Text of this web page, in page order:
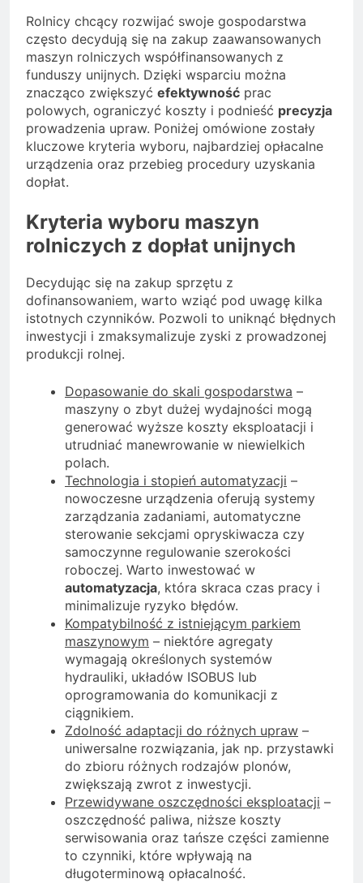
Rolnicy chcący rozwijać swoje gospodarstwa
często decydują się na zakup zaawansowanych
maszyn rolniczych współfinansowanych z
funduszy unijnych. Dzięki wsparciu można
znacząco zwiększyć efektywność prac
polowych, ograniczyć koszty i podnieść precyzja
prowadzenia upraw. Poniżej omówione zostały
kluczowe kryteria wyboru, najbardziej opłacalne
urządzenia oraz przebieg procedury uzyskania
dopłat.
Kryteria wyboru maszyn
rolniczych z dopłat unijnych
Decydując się na zakup sprzętu z
dofinansowaniem, warto wziąć pod uwagę kilka
istotnych czynników. Pozwoli to uniknąć błędnych
inwestycji i zmaksymalizuje zyski z prowadzonej
produkcji rolnej.
Dopasowanie do skali gospodarstwa –
maszyny o zbyt dużej wydajności mogą
generować wyższe koszty eksploatacji i
utrudniać manewrowanie w niewielkich
polach.
Technologia i stopień automatyzacji –
nowoczesne urządzenia oferują systemy
zarządzania zadaniami, automatyczne
sterowanie sekcjami opryskiwacza czy
samoczynne regulowanie szerokości
roboczej. Warto inwestować w
automatyzacja, która skraca czas pracy i
minimalizuje ryzyko błędów.
Kompatybilność z istniejącym parkiem
maszynowym – niektóre agregaty
wymagają określonych systemów
hydrauliki, układów ISOBUS lub
oprogramowania do komunikacji z
ciągnikiem.
Zdolność adaptacji do różnych upraw –
uniwersalne rozwiązania, jak np. przystawki
do zbioru różnych rodzajów plonów,
zwiększają zwrot z inwestycji.
Przewidywane oszczędności eksploatacji –
oszczędność paliwa, niższe koszty
serwisowania oraz tańsze części zamienne
to czynniki, które wpływają na
długoterminową opłacalność.